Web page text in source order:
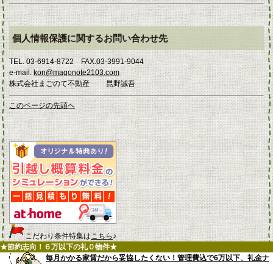
個人情報保護に関するお問い合わせ先
TEL. 03-6914-8722 FAX.03-3991-9044
e-mail.kon@magonote2103.com
株式会社まごのて不動産 昆野誠吾
このページの先頭へ
こだわり条件特集はこちら♪
★節約志向！６万以下の礼０物件★
毎月かかる家賃だから妥協したくない！管理費込で6万以下、礼金ナ